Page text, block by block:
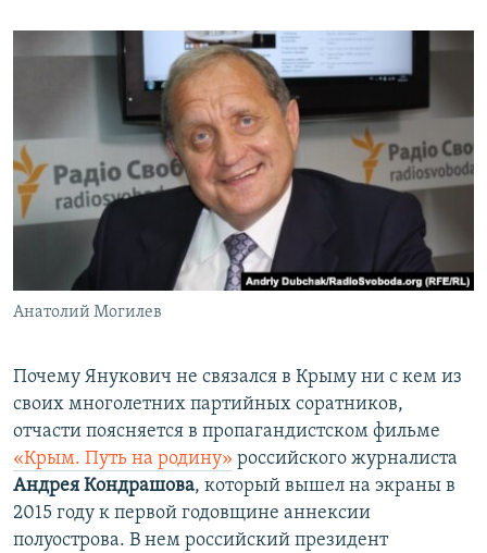
Анатолий Могилев
​Почему Янукович не связался в Крыму ни с кем из
своих многолетних партийных соратников,
отчасти поясняется в пропагандистском фильме
«Крым. Путь на родину» российского журналиста
Андрея Кондрашова, который вышел на экраны в
2015 году к первой годовщине аннексии
полуострова. В нем российский президент